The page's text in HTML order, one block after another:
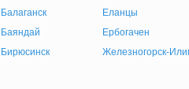
Балаганск
Баяндай
Бирюсинск
Еланцы
Ербогачен
Железногорск-